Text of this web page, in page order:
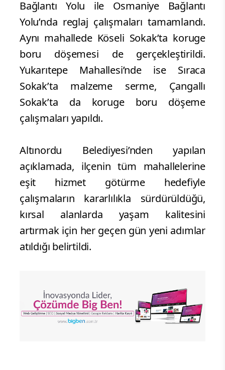
Bağlantı Yolu ile Osmaniye Bağlantı
Yolu’nda reglaj çalışmaları tamamlandı.
Aynı mahallede Köseli Sokak’ta koruge
boru döşemesi de gerçekleştirildi.
Yukarıtepe Mahallesi’nde ise Sıraca
Sokak’ta malzeme serme, Çangallı
Sokak’ta da koruge boru döşeme
çalışmaları yapıldı.
Altınordu Belediyesi’nden yapılan
açıklamada, ilçenin tüm mahallelerine
eşit hizmet götürme hedefiyle
çalışmaların kararlılıkla sürdürüldüğü,
kırsal alanlarda yaşam kalitesini
artırmak için her geçen gün yeni adımlar
atıldığı belirtildi.